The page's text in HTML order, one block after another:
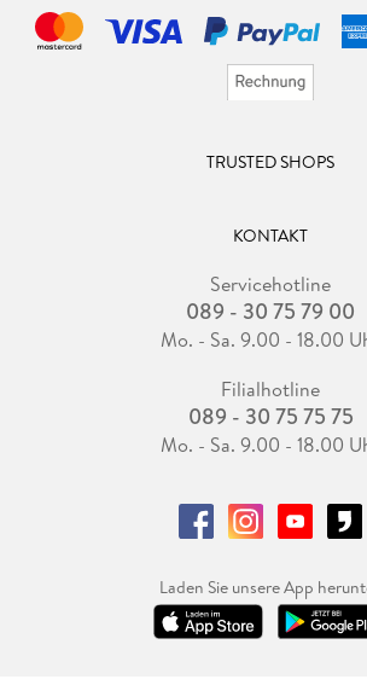
TRUSTED SHOPS
KONTAKT
Servicehotline
089 - 30 75 79 00
Mo. - Sa. 9.00 - 18.00
Filialhotline
089 - 30 75 75 75
Mo. - Sa. 9.00 - 18.00
Laden Sie unsere App